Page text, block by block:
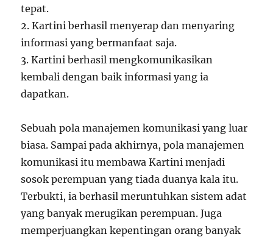
tepat.
2. Kartini berhasil menyerap dan menyaring
informasi yang bermanfaat saja.
3. Kartini berhasil mengkomunikasikan
kembali dengan baik informasi yang ia
dapatkan.
Sebuah pola manajemen komunikasi yang luar
biasa. Sampai pada akhirnya, pola manajemen
komunikasi itu membawa Kartini menjadi
sosok perempuan yang tiada duanya kala itu.
Terbukti, ia berhasil meruntuhkan sistem adat
yang banyak merugikan perempuan. Juga
memperjuangkan kepentingan orang banyak